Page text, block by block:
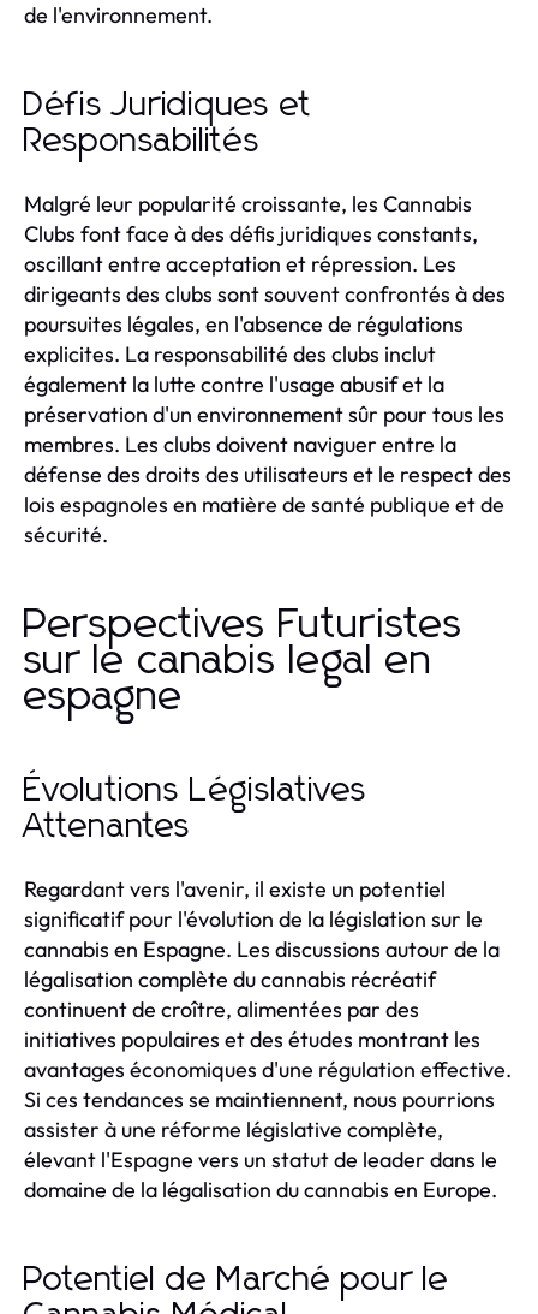
de l'environnement.
Défis Juridiques et
Responsabilités
Malgré leur popularité croissante, les Cannabis
Clubs font face à des défis juridiques constants,
oscillant entre acceptation et répression. Les
dirigeants des clubs sont souvent confrontés à des
poursuites légales, en l'absence de régulations
explicites. La responsabilité des clubs inclut
également la lutte contre l'usage abusif et la
préservation d'un environnement sûr pour tous les
membres. Les clubs doivent naviguer entre la
défense des droits des utilisateurs et le respect des
lois espagnoles en matière de santé publique et de
sécurité.
Perspectives Futuristes
sur le canabis legal en
espagne
Évolutions Législatives
Attenantes
Regardant vers l'avenir, il existe un potentiel
significatif pour l'évolution de la législation sur le
cannabis en Espagne. Les discussions autour de la
légalisation complète du cannabis récréatif
continuent de croître, alimentées par des
initiatives populaires et des études montrant les
avantages économiques d'une régulation effective.
Si ces tendances se maintiennent, nous pourrions
assister à une réforme législative complète,
élevant l'Espagne vers un statut de leader dans le
domaine de la légalisation du cannabis en Europe.
Potentiel de Marché pour le